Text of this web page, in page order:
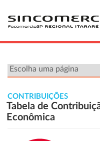
CONTRIBUIÇÕES
Tabela de
Econômica